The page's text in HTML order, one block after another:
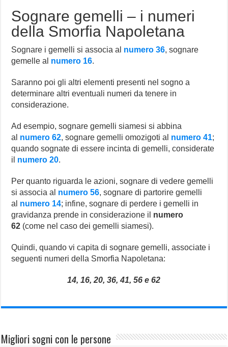
Sognare gemelli – i numeri
della Smorfia Napoletana
Sognare i gemelli si associa al numero 36, sognare
gemelle al numero 16.
Saranno poi gli altri elementi presenti nel sogno a
determinare altri eventuali numeri da tenere in
considerazione.
Ad esempio, sognare gemelli siamesi si abbina
al numero 62, sognare gemelli omozigoti al numero 41;
quando sognate di essere incinta di gemelli, considerate
il numero 20.
Per quanto riguarda le azioni, sognare di vedere gemelli
si associa al numero 56, sognare di partorire gemelli
al numero 14; infine, sognare di perdere i gemelli in
gravidanza prende in considerazione il numero
62 (come nel caso dei gemelli siamesi).
Quindi, quando vi capita di sognare gemelli, associate i
seguenti numeri della Smorfia Napoletana:
14, 16, 20, 36, 41, 56 e 62
Migliori sogni con le persone